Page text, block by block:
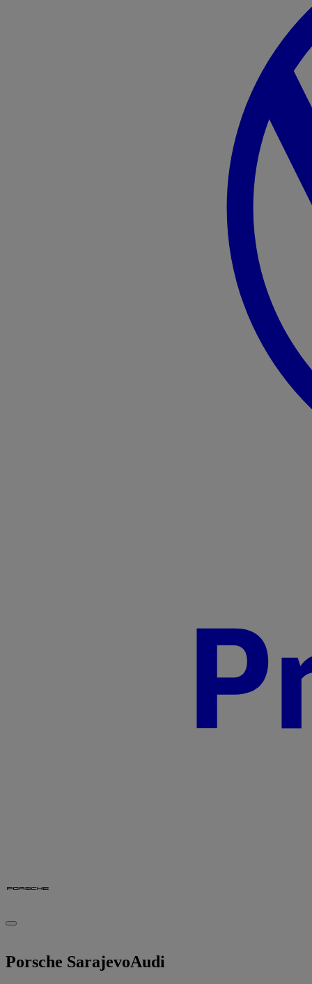
Porsche SarajevoAudi